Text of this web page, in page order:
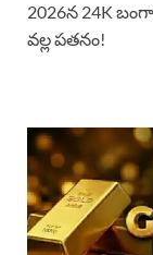
2026న 24K
వల్ల పతనం!